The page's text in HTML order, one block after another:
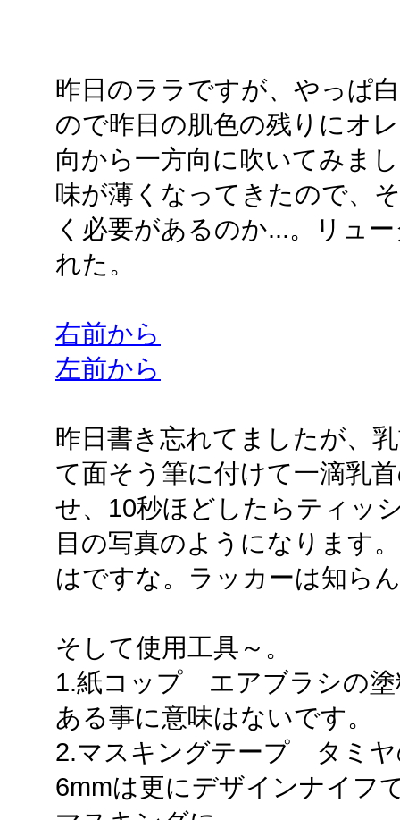
昨日のララですが、やっぱ
ので昨日の肌色の残りにオ
向から一方向に吹いてみま
味が薄くなってきたので、
く必要があるのか...。リュ
れた。
右前から
左前から
昨日書き忘れてましたが、
て面そう筆に付けて一滴乳
せ、10秒ほどしたらティッ
目の写真のようになります
はですな。ラッカーは知ら
そして使用工具～。
1.紙コップ エアブラシの塗
ある事に意味はないです。
2.マスキングテープ タミヤ
6mmは更にデザインナイフ